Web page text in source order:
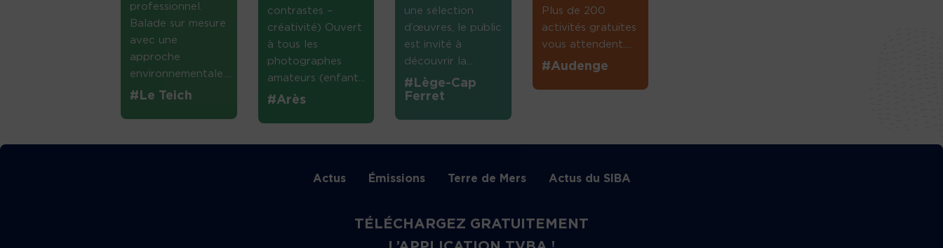
professionnel.
Balade sur mesure
avec une
approche
environnementale....
#Le Teich
contrastes –
créativité) Ouvert
à tous les
photographes
amateurs (enfant...
#Arès
une sélection
d’œuvres, le public
est invité à
découvrir la...
#Lège-Cap
Ferret
Plus de 200
activités gratuites
vous attendent....
#Audenge
Actus Émissions Terre de Mers Actus du SIBA
TÉLÉCHARGEZ GRATUITEMENT